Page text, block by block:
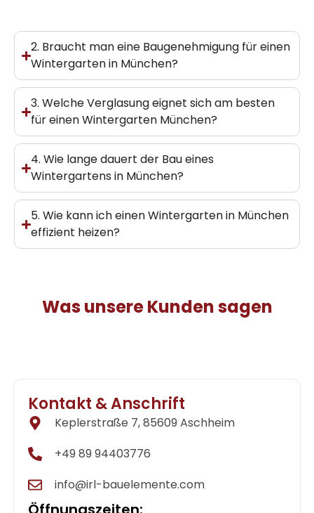
2. Braucht man eine Baugenehmigung für einen
Wintergarten in München?
3. Welche Verglasung eignet sich am besten
für einen Wintergarten München?
4. Wie lange dauert der Bau eines
Wintergartens in München?
5. Wie kann ich einen Wintergarten in München
effizient heizen?
Was unsere Kunden sagen
Kontakt & Anschrift
Keplerstraße 7, 85609 Aschheim
+49 89 94403776
info@irl-bauelemente.com